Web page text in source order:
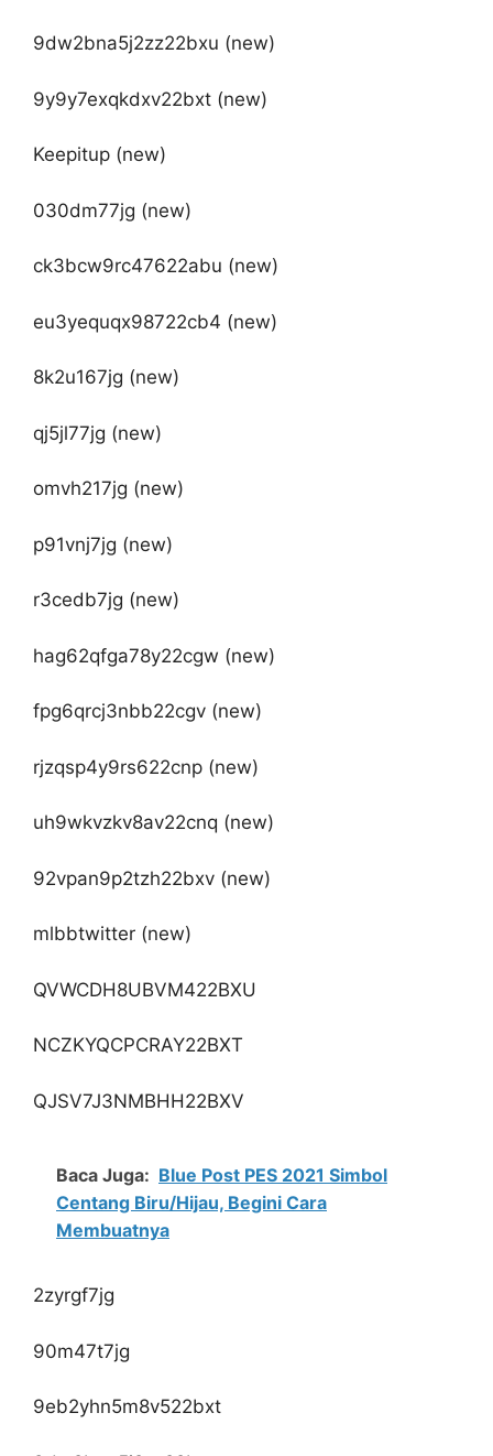
9dw2bna5j2zz22bxu (new)
9y9y7exqkdxv22bxt (new)
Keepitup (new)
030dm77jg (new)
ck3bcw9rc47622abu (new)
eu3yequqx98722cb4 (new)
8k2u167jg (new)
qj5jl77jg (new)
omvh217jg (new)
p91vnj7jg (new)
r3cedb7jg (new)
hag62qfga78y22cgw (new)
fpg6qrcj3nbb22cgv (new)
rjzqsp4y9rs622cnp (new)
uh9wkvzkv8av22cnq (new)
92vpan9p2tzh22bxv (new)
mlbbtwitter (new)
QVWCDH8UBVM422BXU
NCZKYQCPCRAY22BXT
QJSV7J3NMBHH22BXV
Baca Juga: Blue Post PES 2021 Simbol
Centang Biru/Hijau, Begini Cara
Membuatnya
2zyrgf7jg
90m47t7jg
9eb2yhn5m8v522bxt